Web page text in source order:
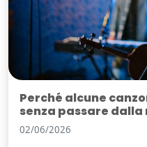
Perché alcune
senza passare
02/06/2026